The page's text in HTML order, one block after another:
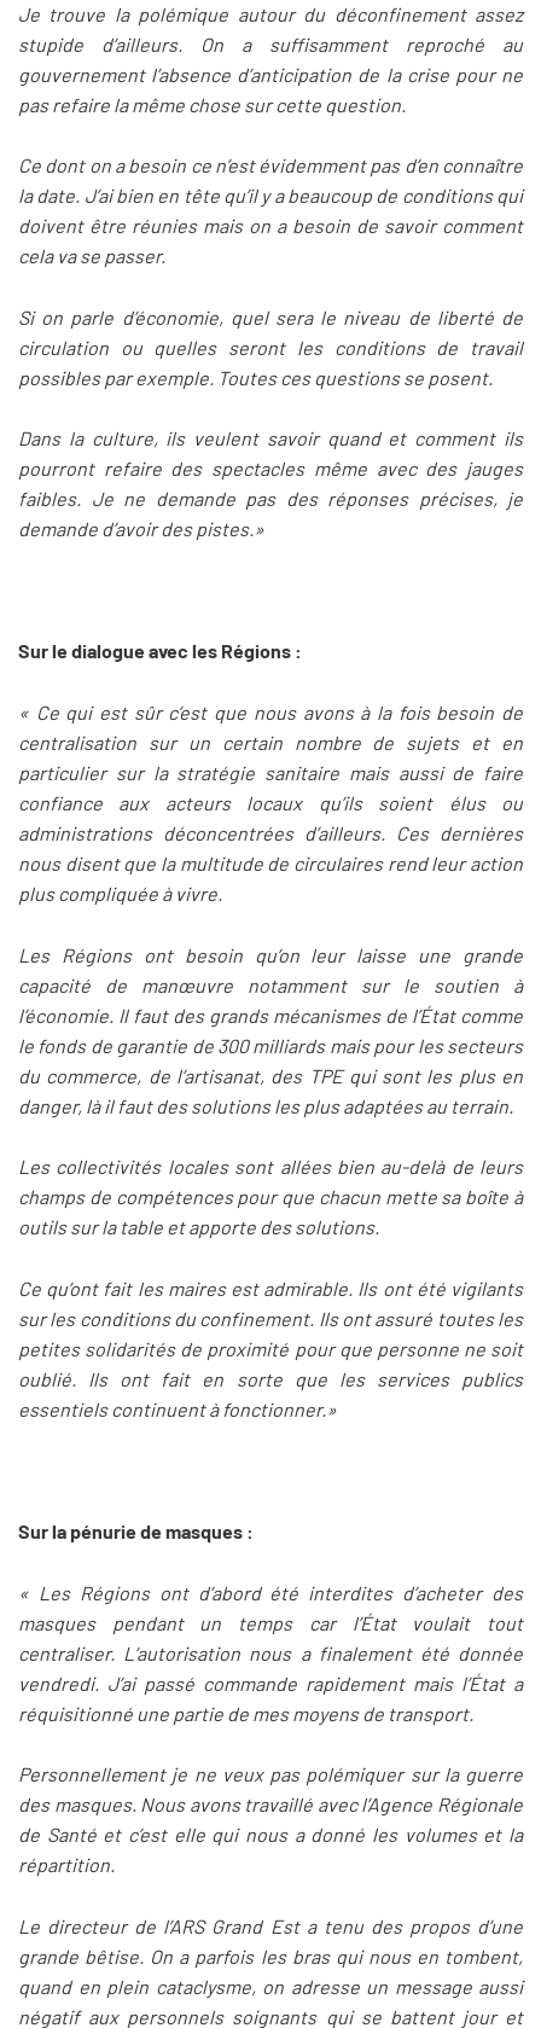
Je trouve la polémique autour du déconfinement assez
stupide d’ailleurs. On a suffisamment reproché au
gouvernement l’absence d’anticipation de la crise pour ne
pas refaire la même chose sur cette question.
Ce dont on a besoin ce n’est évidemment pas d’en connaître
la date. J’ai bien en tête qu’il y a beaucoup de conditions qui
doivent être réunies mais on a besoin de savoir comment
cela va se passer.
Si on parle d’économie, quel sera le niveau de liberté de
circulation ou quelles seront les conditions de travail
possibles par exemple. Toutes ces questions se posent.
Dans la culture, ils veulent savoir quand et comment ils
pourront refaire des spectacles même avec des jauges
faibles. Je ne demande pas des réponses précises, je
demande d’avoir des pistes.»
Sur le dialogue avec les Régions :
« Ce qui est sûr c’est que nous avons à la fois besoin de
centralisation sur un certain nombre de sujets et en
particulier sur la stratégie sanitaire mais aussi de faire
confiance aux acteurs locaux qu’ils soient élus ou
administrations déconcentrées d’ailleurs. Ces dernières
nous disent que la multitude de circulaires rend leur action
plus compliquée à vivre.
Les Régions ont besoin qu’on leur laisse une grande
capacité de manœuvre notamment sur le soutien à
l’économie. Il faut des grands mécanismes de l’État comme
le fonds de garantie de 300 milliards mais pour les secteurs
du commerce, de l’artisanat, des TPE qui sont les plus en
danger, là il faut des solutions les plus adaptées au terrain.
Les collectivités locales sont allées bien au-delà de leurs
champs de compétences pour que chacun mette sa boîte à
outils sur la table et apporte des solutions.
Ce qu’ont fait les maires est admirable. Ils ont été vigilants
sur les conditions du confinement. Ils ont assuré toutes les
petites solidarités de proximité pour que personne ne soit
oublié. Ils ont fait en sorte que les services publics
essentiels continuent à fonctionner.»
Sur la pénurie de masques :
« Les Régions ont d’abord été interdites d’acheter des
masques pendant un temps car l’État voulait tout
centraliser. L’autorisation nous a finalement été donnée
vendredi. J’ai passé commande rapidement mais l’État a
réquisitionné une partie de mes moyens de transport.
Personnellement je ne veux pas polémiquer sur la guerre
des masques. Nous avons travaillé avec l’Agence Régionale
de Santé et c’est elle qui nous a donné les volumes et la
répartition.
Le directeur de l’ARS Grand Est a tenu des propos d’une
grande bêtise. On a parfois les bras qui nous en tombent,
quand en plein cataclysme, on adresse un message aussi
négatif aux personnels soignants qui se battent jour et